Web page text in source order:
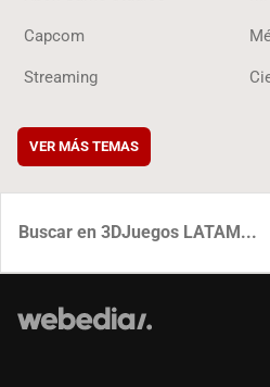
Capcom
Streaming
VER MÁS TEMAS